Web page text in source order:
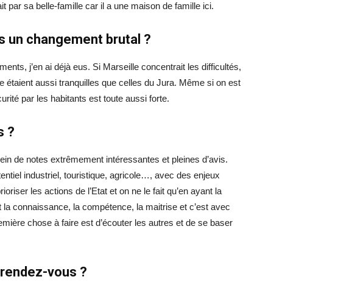
par sa belle-famille car il a une maison de famille ici.
un changement brutal ?
j’en ai déjà eus. Si Marseille concentrait les difficultés,
aussi tranquilles que celles du Jura. Même si on est
par les habitants est toute aussi forte.
?
de notes extrêmement intéressantes et pleines d’avis.
industriel, touristique, agricole…, avec des enjeux
les actions de l’Etat et on ne le fait qu’en ayant la
connaissance, la compétence, la maitrise et c’est avec
chose à faire est d’écouter les autres et de se baser
vous ?